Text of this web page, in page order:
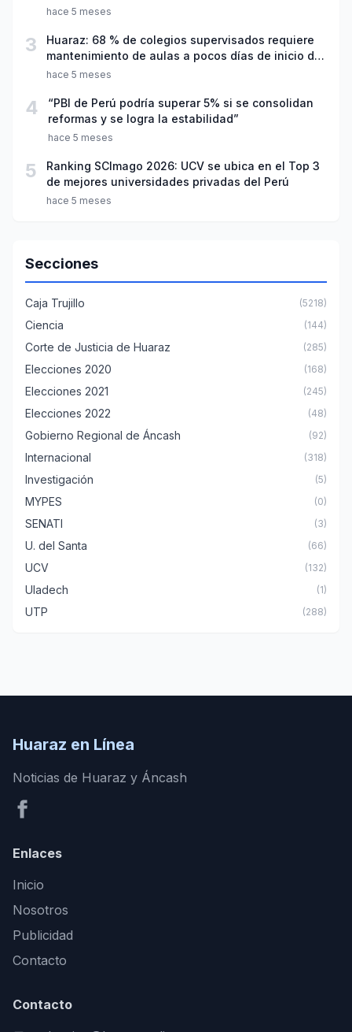
hace 5 meses
3
Huaraz: 68 % de colegios supervisados requiere
mantenimiento de aulas a pocos días de inicio del
año escolar 2026
hace 5 meses
4
“PBI de Perú podría superar 5% si se consolidan
reformas y se logra la estabilidad”
hace 5 meses
5
Ranking SCImago 2026: UCV se ubica en el Top 3
de mejores universidades privadas del Perú
hace 5 meses
Secciones
Caja Trujillo (5218)
Ciencia (144)
Corte de Justicia de Huaraz (285)
Elecciones 2020 (168)
Elecciones 2021 (245)
Elecciones 2022 (48)
Gobierno Regional de Áncash (92)
Internacional (318)
Investigación (5)
MYPES (0)
SENATI (3)
U. del Santa (66)
UCV (132)
Uladech (1)
UTP (288)
Huaraz en Línea
Noticias de Huaraz y Áncash
Enlaces
Inicio
Nosotros
Publicidad
Contacto
Contacto